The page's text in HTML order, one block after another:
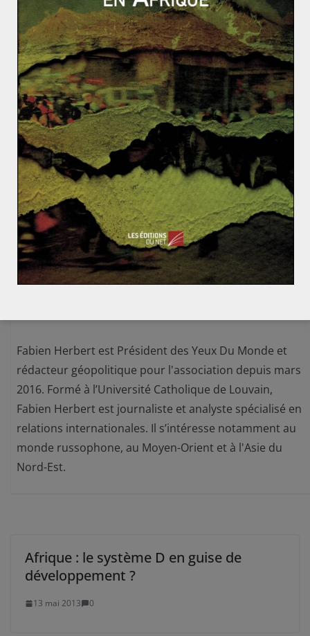
la capacité d’E.Macron à gérer sa posture
internationale, il se montre aujourd’hui impeccable
lorsqu’il s’agit de maîtriser les symboles. Car on connaît
l’importance que porte les Russes et V.Poutine à Pierre
le Grand, premier empereur de toutes les Russies et
grand amoureux de la culture européenne.
Rivalités dans la Caspienne : quelle souveraineté pou
r la région ?
Macron et l’aube iranienne du gaullo-miterrandisme
Fabien Herbert est Président des Yeux Du Monde et
rédacteur géopolitique pour l'association depuis mars
2016. Formé à l’Université Catholique de Louvain,
Fabien Herbert est journaliste et analyste spécialisé en
relations internationales. Il s’intéresse notamment au
monde russophone, au Moyen-Orient et à l'Asie du
Nord-Est.
Afrique : le système D en guise de
développement ?
13 mai 2013 0